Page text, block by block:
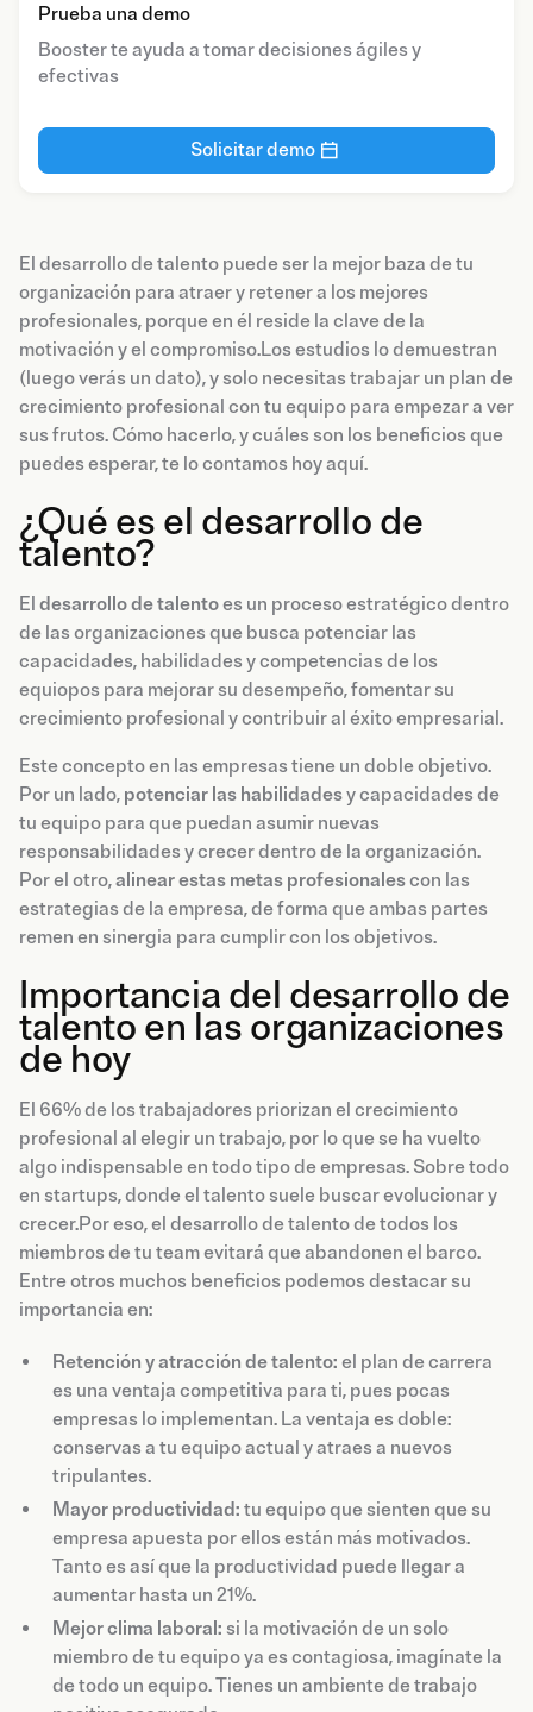
Prueba una demo
Booster te ayuda a tomar decisiones ágiles y
efectivas
Solicitar demo
El desarrollo de talento puede ser la mejor baza de tu
organización para atraer y retener a los mejores
profesionales, porque en él reside la clave de la
motivación y el compromiso.Los estudios lo demuestran
(luego verás un dato), y solo necesitas trabajar un plan de
crecimiento profesional con tu equipo para empezar a ver
sus frutos. Cómo hacerlo, y cuáles son los beneficios que
puedes esperar, te lo contamos hoy aquí.
¿Qué es el desarrollo de
talento?
El desarrollo de talentoes un proceso estratégico dentro
de las organizaciones que busca potenciar las
capacidades, habilidades y competencias de los
equiopos para mejorar su desempeño, fomentar su
crecimiento profesional y contribuir al éxito empresarial.
Este concepto en las empresas tiene un doble objetivo.
Por un lado, potenciar las habilidadesy capacidades de
tu equipo para que puedan asumir nuevas
responsabilidades y crecer dentro de la organización.
Por el otro,alinear estas metas profesionalescon las
estrategias de la empresa, de forma que ambas partes
remen en sinergia para cumplir con los objetivos.
Importancia del desarrollo de
talento en las organizaciones
de hoy
El 66% de los trabajadores priorizan el crecimiento
profesional al elegir un trabajo, por lo que se ha vuelto
algo indispensable en todo tipo de empresas. Sobre todo
en startups, donde el talento suele buscar evolucionar y
crecer.Por eso, el desarrollo de talento de todos los
miembros de tu team evitará que abandonen el barco.
Entre otros muchos beneficios podemos destacar su
importancia en:
Retención y atracción de talento: el plan de carrera
es una ventaja competitiva para ti, pues pocas
empresas lo implementan. La ventaja es doble:
conservas a tu equipo actual y atraes a nuevos
tripulantes.
Mayor productividad: tu equipo que sienten que su
empresa apuesta por ellos están más motivados.
Tanto es así que la productividad puede llegar a
aumentar hasta un 21%.
Mejor clima laboral: si la motivación de un solo
miembro de tu equipo ya es contagiosa, imagínate la
de todo un equipo. Tienes un ambiente de trabajo